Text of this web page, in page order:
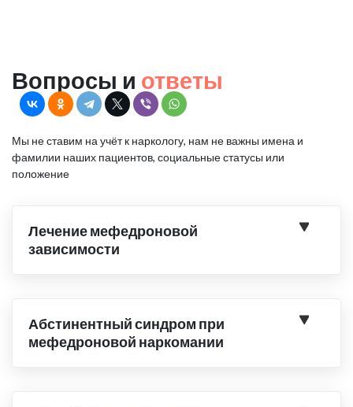
Вопросы и ответы
Мы не ставим на учёт к наркологу, нам не важны имена и
фамилии наших пациентов, социальные статусы или
положение
Лечение мефедроновой
зависимости
Абстинентный синдром при
мефедроновой наркомании